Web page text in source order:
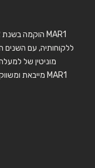
ללקוחותיה, עם
מוניטין של למעלה מ-50 שנה ו-3 דורות
MAR1 מייבאת ומשווקת כלי מטבח מקצועיים לעסקי מזון ולפרטיים.